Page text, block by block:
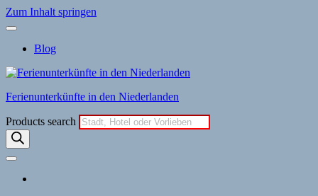
Zum Inhalt springen
Blog
Ferienunterkünfte in den Niederlanden
Products search